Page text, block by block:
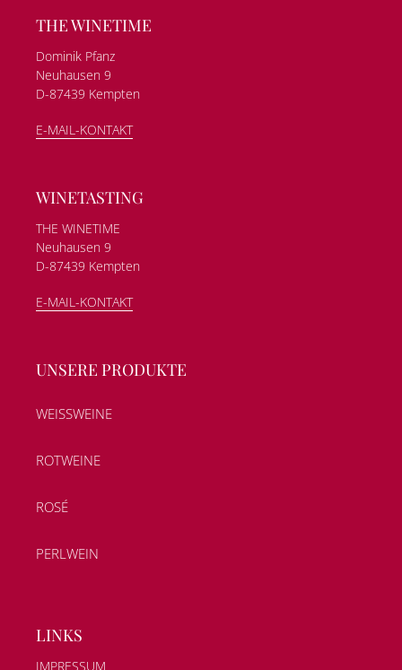
THE WINETIME
Dominik Pfanz
Neuhausen 9
D-87439 Kempten
E-MAIL-KONTAKT
WINETASTING
THE WINETIME
Neuhausen 9
D-87439 Kempten
E-MAIL-KONTAKT
UNSERE PRODUKTE
WEISSWEINE
ROTWEINE
ROSÉ
PERLWEIN
LINKS
IMPRESSUM